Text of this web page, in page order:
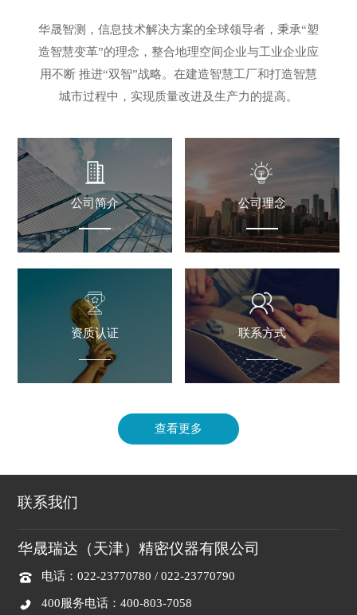
华晟智测，信息技术解决方案的全球领导者，秉承“塑
造智慧变革”的理念，整合地理空间企业与工业企业应
用不断 推进“双智”战略。在建造智慧工厂和打造智慧
城市过程中，实现质量改进及生产力的提高。
公司简介 公司理念
资质认证 联系方式
查看更多
联系我们
华晟瑞达（天津）精密仪器有限公司
电话：022-23770780 / 022-23770790
400服务电话：400-803-7058